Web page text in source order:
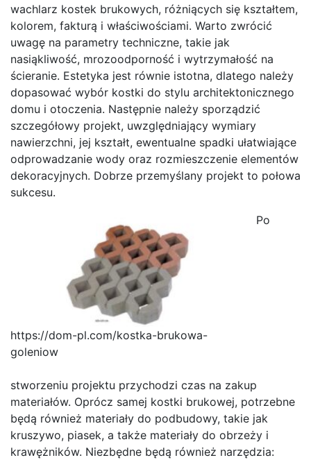
wachlarz kostek brukowych, różniących się kształtem,
kolorem, fakturą i właściwościami. Warto zwrócić
uwagę na parametry techniczne, takie jak
nasiąkliwość, mrozoodporność i wytrzymałość na
ścieranie. Estetyka jest równie istotna, dlatego należy
dopasować wybór kostki do stylu architektonicznego
domu i otoczenia. Następnie należy sporządzić
szczegółowy projekt, uwzględniający wymiary
nawierzchni, jej kształt, ewentualne spadki ułatwiające
odprowadzanie wody oraz rozmieszczenie elementów
dekoracyjnych. Dobrze przemyślany projekt to połowa
sukcesu.
https://dom-pl.com/kostka-brukowa-
goleniow
Po
stworzeniu projektu przychodzi czas na zakup
materiałów. Oprócz samej kostki brukowej, potrzebne
będą również materiały do podbudowy, takie jak
kruszywo, piasek, a także materiały do obrzeży i
krawężników. Niezbędne będą również narzędzia: